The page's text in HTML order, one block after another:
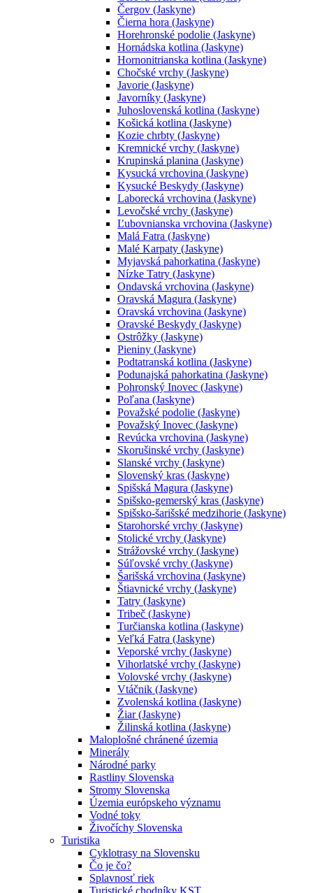
Čergov (Jaskyne)
Čierna hora (Jaskyne)
Horehronské podolie (Jaskyne)
Hornádska kotlina (Jaskyne)
Hornonitrianska kotlina (Jaskyne)
Chočské vrchy (Jaskyne)
Javorie (Jaskyne)
Javorníky (Jaskyne)
Juhoslovenská kotlina (Jaskyne)
Košická kotlina (Jaskyne)
Kozie chrbty (Jaskyne)
Kremnické vrchy (Jaskyne)
Krupinská planina (Jaskyne)
Kysucká vrchovina (Jaskyne)
Kysucké Beskydy (Jaskyne)
Laborecká vrchovina (Jaskyne)
Levočské vrchy (Jaskyne)
Ľubovnianska vrchovina (Jaskyne)
Malá Fatra (Jaskyne)
Malé Karpaty (Jaskyne)
Myjavská pahorkatina (Jaskyne)
Nízke Tatry (Jaskyne)
Ondavská vrchovina (Jaskyne)
Oravská Magura (Jaskyne)
Oravská vrchovina (Jaskyne)
Oravské Beskydy (Jaskyne)
Ostrôžky (Jaskyne)
Pieniny (Jaskyne)
Podtatranská kotlina (Jaskyne)
Podunajská pahorkatina (Jaskyne)
Pohronský Inovec (Jaskyne)
Poľana (Jaskyne)
Považské podolie (Jaskyne)
Považský Inovec (Jaskyne)
Revúcka vrchovina (Jaskyne)
Skorušinské vrchy (Jaskyne)
Slanské vrchy (Jaskyne)
Slovenský kras (Jaskyne)
Spišská Magura (Jaskyne)
Spišsko-gemerský kras (Jaskyne)
Spišsko-šarišské medzihorie (Jaskyne)
Starohorské vrchy (Jaskyne)
Stolické vrchy (Jaskyne)
Strážovské vrchy (Jaskyne)
Súľovské vrchy (Jaskyne)
Šarišská vrchovina (Jaskyne)
Štiavnické vrchy (Jaskyne)
Tatry (Jaskyne)
Tribeč (Jaskyne)
Turčianska kotlina (Jaskyne)
Veľká Fatra (Jaskyne)
Veporské vrchy (Jaskyne)
Vihorlatské vrchy (Jaskyne)
Volovské vrchy (Jaskyne)
Vtáčnik (Jaskyne)
Zvolenská kotlina (Jaskyne)
Žiar (Jaskyne)
Žilinská kotlina (Jaskyne)
Maloplošné chránené územia
Minerály
Národné parky
Rastliny Slovenska
Stromy Slovenska
Územia európskeho významu
Vodné toky
Živočíchy Slovenska
Turistika
Cyklotrasy na Slovensku
Čo je čo?
Splavnosť riek
Turistické chodníky KST